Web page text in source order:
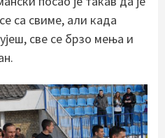
са свиме, али када
све се брзо мења и